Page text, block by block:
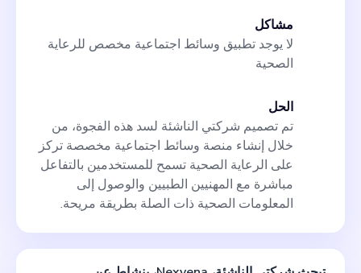
مشاكل
لا يوجد تطبيق وسائط اجتماعية مخصص للرعاية
الصحية
الحل
تم تصميم شركتي الناشئة لسد هذه الفجوة، من
خلال إنشاء منصة وسائط اجتماعية مخصصة تركز
على الرعاية الصحية تسمح للمستخدمين بالتفاعل
مباشرة مع المهنيين الطبيين والوصول إلى
المعلومات الصحية ذات الصلة بطريقة مريحة.